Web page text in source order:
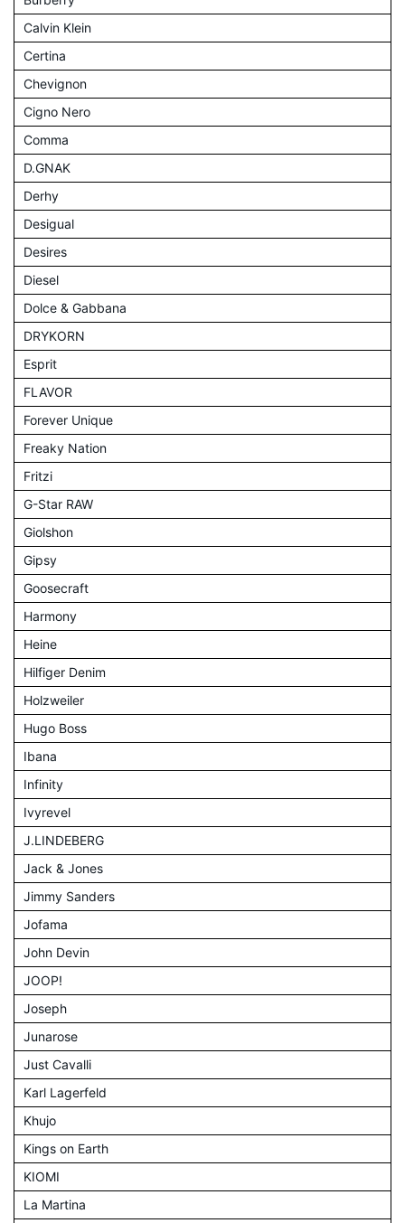
Calvin Klein
Certina
Chevignon
Cigno Nero
Comma
D.GNAK
Derhy
Desigual
Desires
Diesel
Dolce & Gabbana
DRYKORN
Esprit
FLAVOR
Forever Unique
Freaky Nation
Fritzi
G-Star RAW
Giolshon
Gipsy
Goosecraft
Harmony
Heine
Hilfiger Denim
Holzweiler
Hugo Boss
Ibana
Infinity
Ivyrevel
J.LINDEBERG
Jack & Jones
Jimmy Sanders
Jofama
John Devin
JOOP!
Joseph
Junarose
Just Cavalli
Karl Lagerfeld
Khujo
Kings on Earth
KIOMI
La Martina